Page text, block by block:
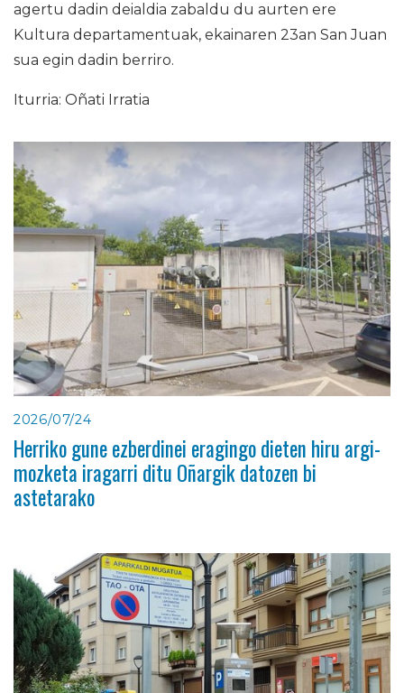
agertu dadin deialdia zabaldu du aurten ere
Kultura departamentuak, ekainaren 23an San Juan
sua egin dadin berriro.
Iturria: Oñati Irratia
2026/07/24
Herriko gune ezberdinei eragingo dieten hiru argi-
mozketa iragarri ditu Oñargik datozen bi
astetarako